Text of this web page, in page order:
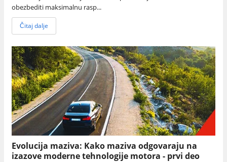
obezbediti maksimalnu rasp...
Čitaj dalje
Evolucija maziva: Kako maziva odgovaraju na
izazove moderne tehnologije motora - prvi deo